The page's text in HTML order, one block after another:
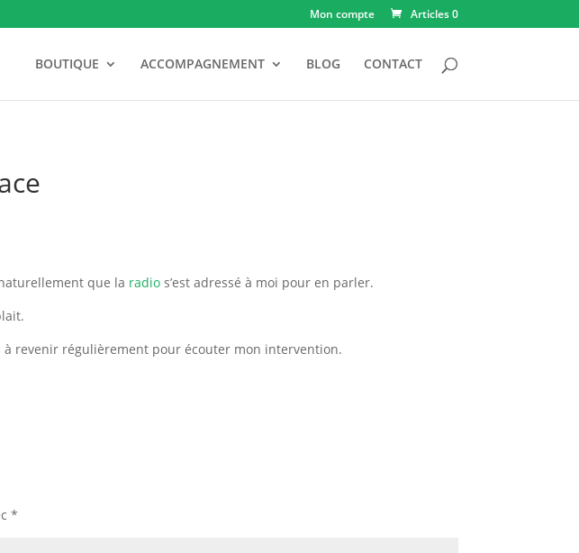
Mon compte Articles 0
BOUTIQUE ACCOMPAGNEMENT BLOG CONTACT
que la radios’est adressé à moi pour en parler.
à revenir régulièrement pour écouter mon intervention.
*